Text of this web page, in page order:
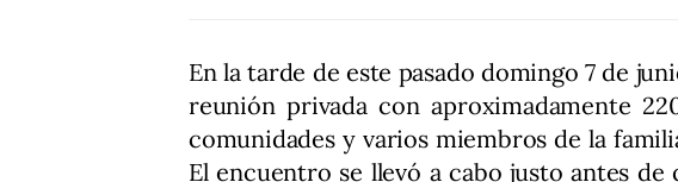
En la tarde de este pasado domingo 7 de
reunión privada con aproximadamente
comunidades y varios miembros de la
El encuentro se llevó a cabo justo antes